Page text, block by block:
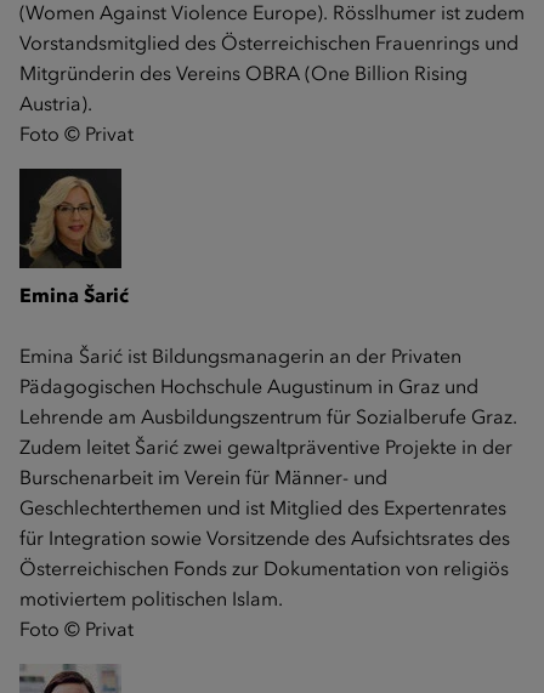
(Women Against Violence Europe). Rösslhumer ist zudem
Vorstandsmitglied des Österreichischen Frauenrings und
Mitgründerin des Vereins OBRA (One Billion Rising
Austria).
Foto © Privat
Emina Šarić
Emina Šarić ist Bildungsmanagerin an der Privaten
Pädagogischen Hochschule Augustinum in Graz und
Lehrende am Ausbildungszentrum für Sozialberufe Graz.
Zudem leitet Šarić zwei gewaltpräventive Projekte in der
Burschenarbeit im Verein für Männer- und
Geschlechterthemen und ist Mitglied des Expertenrates
für Integration sowie Vorsitzende des Aufsichtsrates des
Österreichischen Fonds zur Dokumentation von religiös
motiviertem politischen Islam.
​​​​​​​Foto © Privat